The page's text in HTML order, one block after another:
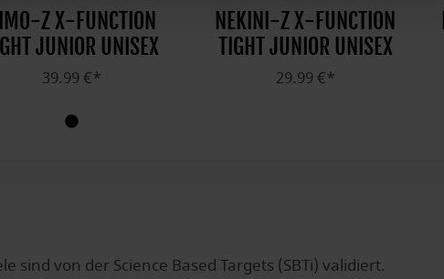
Z X-FUNCTION
JUNIOR UNISEX
39.99 €*
NEKINI-Z X-FUNCTION
TIGHT JUNIOR UNISEX
29.99 €*
sind von der Science Based Targets (SBTi) validiert.